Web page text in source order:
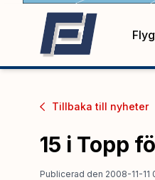
Tillbaka till nyheter
15 i Topp
Publicerad den 2008-11-11